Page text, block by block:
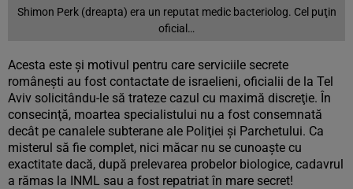
Shimon Perk (dreapta) era un reputat medic bacteriolog. Cel puţin
oficial…
Acesta este şi motivul pentru care serviciile secrete
româneşti au fost contactate de israelieni, oficialii de la Tel
Aviv solicitându-le să trateze cazul cu maximă discreţie. În
consecinţă, moartea specialistului nu a fost consemnată
decât pe canalele subterane ale Poliţiei şi Parchetului. Ca
misterul să fie complet, nici măcar nu se cunoaşte cu
exactitate dacă, după prelevarea probelor biologice, cadavrul
a rămas la INML sau a fost repatriat în mare secret!